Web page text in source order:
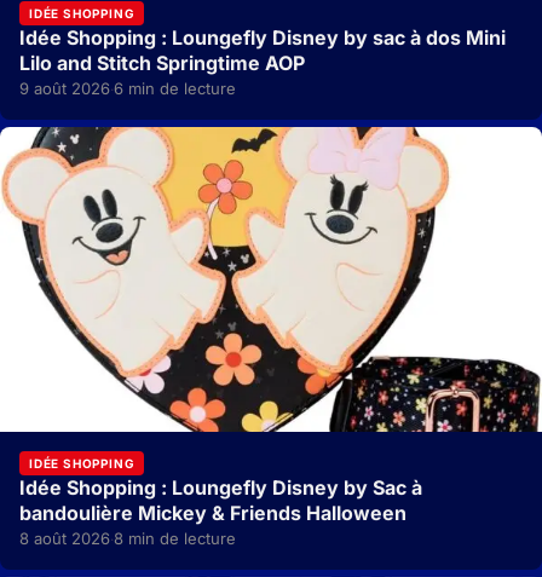
IDÉE SHOPPING
Idée Shopping : Loungefly Disney by sac à dos Mini
Lilo and Stitch Springtime AOP
9 août 2026·6 min de lecture
IDÉE SHOPPING
Idée Shopping : Loungefly Disney by Sac à
bandoulière Mickey & Friends Halloween
8 août 2026·8 min de lecture